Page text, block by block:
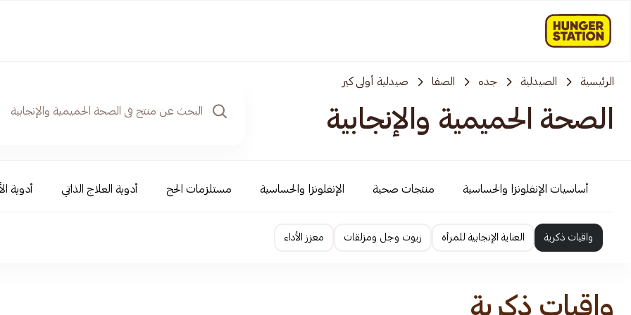
الرئيسية الصيدلية جده الصفا صيدلية أولى كير
الصحة الحميمية والإنجابية
أساسيات الإنفلونزا والحساسية منتجات صحية الإنفلونزا والحساسية مستلزمات الحج أدوية العلاج الذاتي أدوية
واقيات ذكرية العناية الإنجابية للمرأة زيوت وجل ومزلقات معزز الأداء
واقيات ذكرية